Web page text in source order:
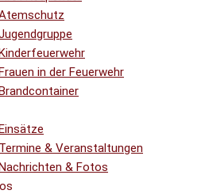
in der Feuerwehr
Termine & Veranstaltungen
& Fotos